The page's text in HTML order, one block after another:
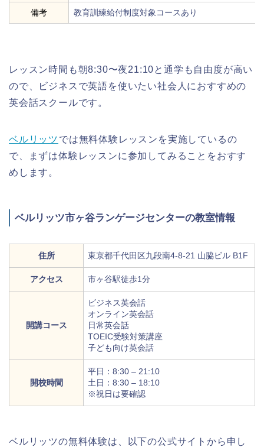
備考 教育訓練給付制度対象コースあり
レッスン時間も朝8:30〜夜21:10と通学も自由度が高い
ので、ビジネスで英語を使いたい社会人におすすめの
英会話スクールです。
ベルリッツ では無料体験レッスンを実施しているの
で、まずは体験レッスンに参加してみることをおすす
めします。
ベルリッツ市ヶ谷ランゲージセンターの教室情報
住所 東京都千代田区九段南4-8-21 山脇ビル B1F
アクセス 市ヶ谷駅徒歩1分
開講コース
ビジネス英会話
オンライン英会話
日常英会話
TOEIC受験対策講座
子ども向け英会話
開校時間
平日：8:30 – 21:10
土日：8:30 – 18:10
※祝日は要確認
ベルリッツの無料体験は、以下の公式サイトから申し